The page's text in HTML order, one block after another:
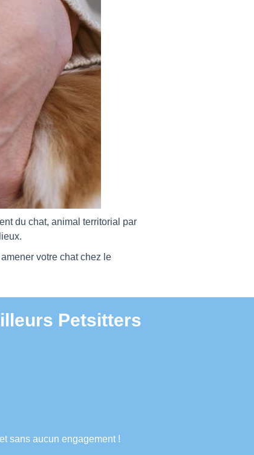
du chat, animal territorial par
votre chat chez le
Petsitters
sans aucun engagement !